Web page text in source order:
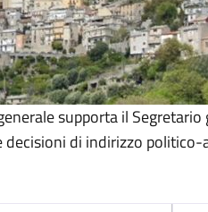
supporta il
decisioni di indirizzo